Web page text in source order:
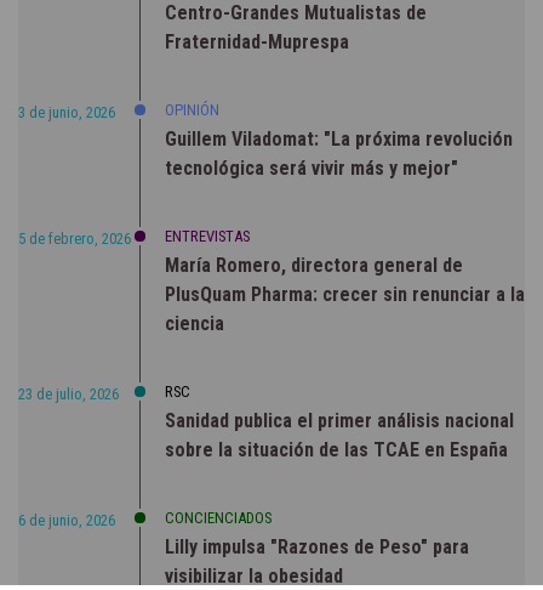
Centro-Grandes Mutualistas de
Fraternidad-Muprespa
3 de junio, 2026 OPINIÓN
Guillem Viladomat: "La próxima revolución
tecnológica será vivir más y mejor"
5 de febrero, 2026 ENTREVISTAS
María Romero, directora general de
PlusQuam Pharma: crecer sin renunciar a la
ciencia
23 de julio, 2026 RSC
Sanidad publica el primer análisis nacional
sobre la situación de las TCAE en España
6 de junio, 2026 CONCIENCIADOS
Lilly impulsa "Razones de Peso" para
visibilizar la obesidad